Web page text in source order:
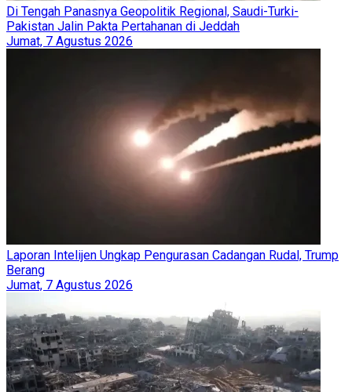
Di Tengah Panasnya Geopolitik Regional, Saudi-Turki-
Pakistan Jalin Pakta Pertahanan di Jeddah
Jumat, 7 Agustus 2026
Laporan Intelijen Ungkap Pengurasan Cadangan Rudal, Trump
Berang
Jumat, 7 Agustus 2026